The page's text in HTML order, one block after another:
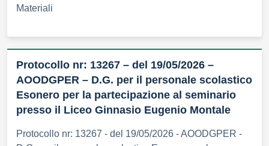
Materiali
Protocollo nr: 13267 – del 19/05/2026 –
AOODGPER – D.G. per il personale scolastico
Esonero per la partecipazione al seminario
presso il Liceo Ginnasio Eugenio Montale
Protocollo nr: 13267 - del 19/05/2026 - AOODGPER -